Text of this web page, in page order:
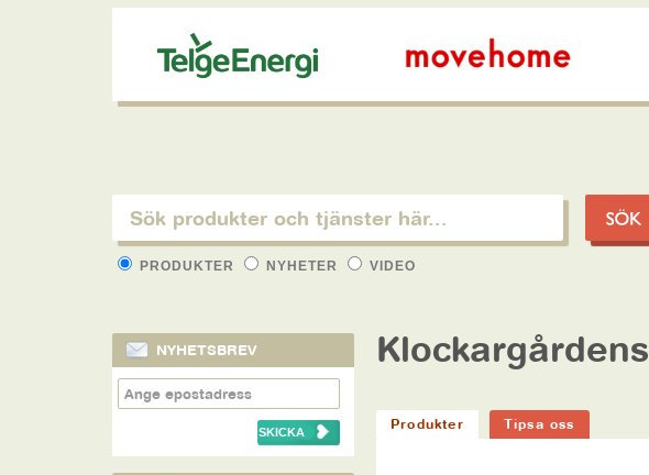
PRODUKTER NYHETER VIDEO
NYHETSBREV Klockargårdens
Produkter Tipsa oss